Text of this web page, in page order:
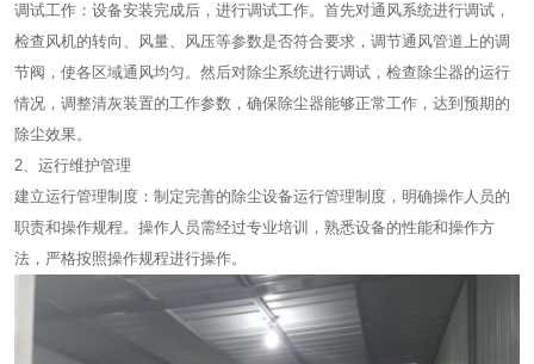
调试工作：设备安装完成后，进行调试工作。首先对通风系统进行调试，
检查风机的转向、风量、风压等参数是否符合要求，调节通风管道上的调
节阀，使各区域通风均匀。然后对除尘系统进行调试，检查除尘器的运行
情况，调整清灰装置的工作参数，确保除尘器能够正常工作，达到预期的
除尘效果。​
2、运行维护管理​
建立运行管理制度：制定完善的除尘设备运行管理制度，明确操作人员的
职责和操作规程。操作人员需经过专业培训，熟悉设备的性能和操作方
法，严格按照操作规程进行操作。​